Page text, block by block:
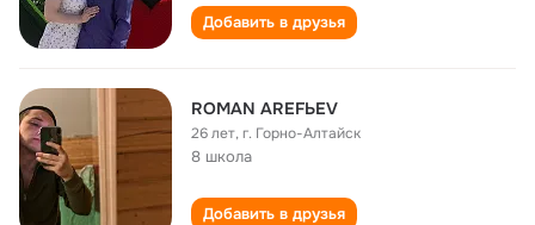
Добавить в друзья
ROMAN AREFЬEV
26 лет,г. Горно-Алтайск
8 школа
Добавить в друзья